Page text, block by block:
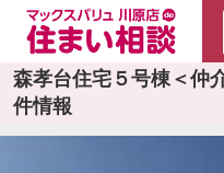
森孝台住宅５号棟＜仲
件情報